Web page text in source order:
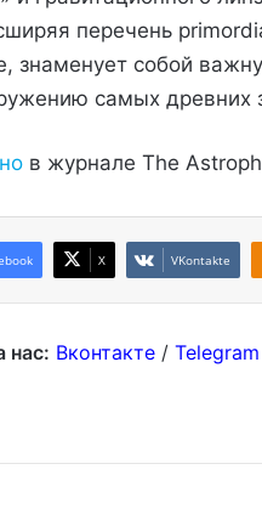
перечень
знаменует собой
самых древних
в журнале The
X VKontakte
нас: Вконтакте/ Telegram